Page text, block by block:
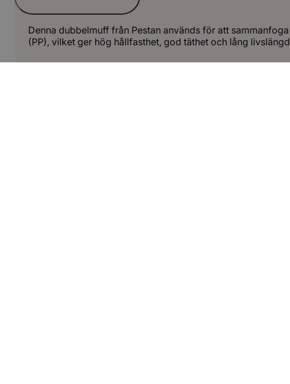
Denna dubbelmuff från Pestan används för att
(PP), vilket ger hög hållfasthet, god täthet och lång